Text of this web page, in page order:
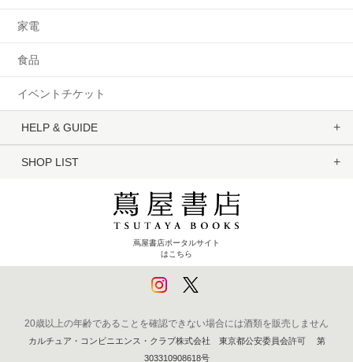
家電
食品
イベントチケット
HELP & GUIDE
SHOP LIST
蔦屋書店ポータルサイト
はこちら
20歳以上の年齢であることを確認できない場合には酒類を販売しません
カルチュア・コンビニエンス・クラブ株式会社 東京都公安委員会許可 第
303310908618号